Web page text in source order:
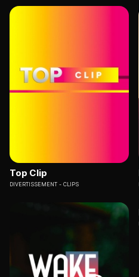
Top Clip
DIVERTISSEMENT CLIPS